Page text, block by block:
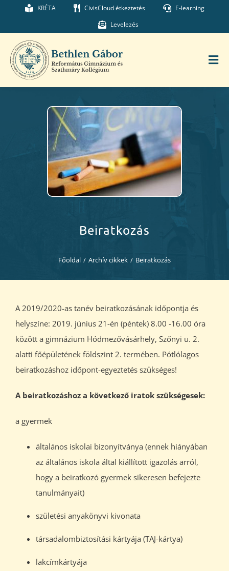
Kihagyás KRÉTA CivisCloud étkeztetés
E-learning
Levelezés
Munkatársaink
Kollégium
Beiratkozás
Főoldal / Archív cikkek / Beiratkozás
A 2019/2020-as tanév beiratkozásának időpontja és
helyszíne: 2019. június 21-én (péntek) 8.00 -16.00 óra
között a gimnázium Hódmezővásárhely, Szőnyi u. 2.
alatti főépületének földszint 2. termében. Pótlólagos
beiratkozáshoz időpont-egyeztetés szükséges!
A beiratkozáshoz a következő iratok szükségesek:
a gyermek
általános iskolai bizonyítványa (ennek hiányában
az általános iskola által kiállított igazolás arról,
hogy a beiratkozó gyermek sikeresen befejezte
tanulmányait)
születési anyakönyvi kivonata
társadalombiztosítási kártyája (TAJ-kártya)
lakcímkártyája